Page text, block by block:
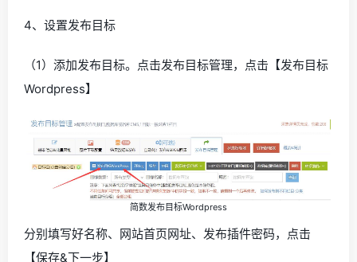
4、设置发布目标
（1）添加发布目标。点击发布目标管理，点击【发布目标
Wordpress】
简数发布目标Wordpress
分别填写好名称、网站首页网址、发布插件密码，点击
【保存&下一步】